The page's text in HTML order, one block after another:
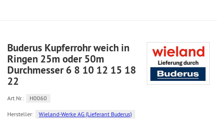
Buderus Kupferrohr weich in
Ringen 25m oder 50m
Durchmesser 6 8 10 12 15 18
22
Art.Nr.: H0060
Hersteller: Wieland-Werke AG (Lieferant Buderus)